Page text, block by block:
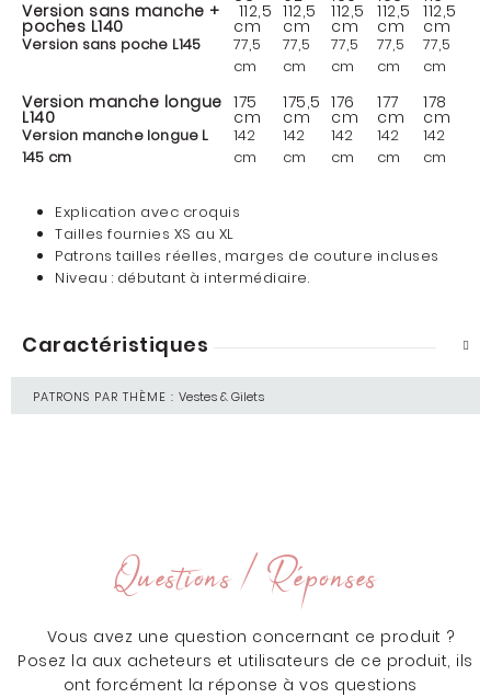
Version sans manche +
poches L140
Version sans poche L145
112,5
cm
77,5
cm
112,5
cm
77,5
cm
112,5
cm
77,5
cm
112,5
cm
77,5
cm
112,5
cm
77,5
cm
Version manche longue
L140
Version manche longue L
145 cm
175
cm
142
cm
175,5
cm
142
cm
176
cm
142
cm
177
cm
142
cm
178
cm
142
cm
Explication avec croquis
Tailles fournies XS au XL
Patrons tailles réelles, marges de couture incluses
Niveau : débutant à intermédiaire.
Caractéristiques
PATRONS PAR THÈME : Vestes & Gilets
Questions / Réponses
Vous avez une question concernant ce produit ?
Posez la aux acheteurs et utilisateurs de ce produit, ils
ont forcément la réponse à vos questions